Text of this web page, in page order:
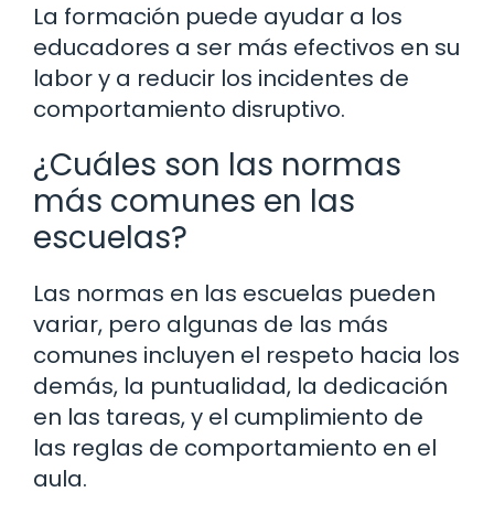
La formación puede ayudar a los
educadores a ser más efectivos en su
labor y a reducir los incidentes de
comportamiento disruptivo.
¿Cuáles son las normas
más comunes en las
escuelas?
Las normas en las escuelas pueden
variar, pero algunas de las más
comunes incluyen el respeto hacia los
demás, la puntualidad, la dedicación
en las tareas, y el cumplimiento de
las reglas de comportamiento en el
aula.